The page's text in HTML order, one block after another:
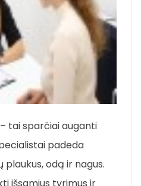
tai sparčiai auganti
padeda
odą ir nagus.